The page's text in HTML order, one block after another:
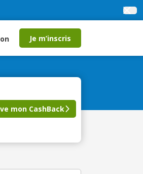
Je m’inscris
mon CashBack